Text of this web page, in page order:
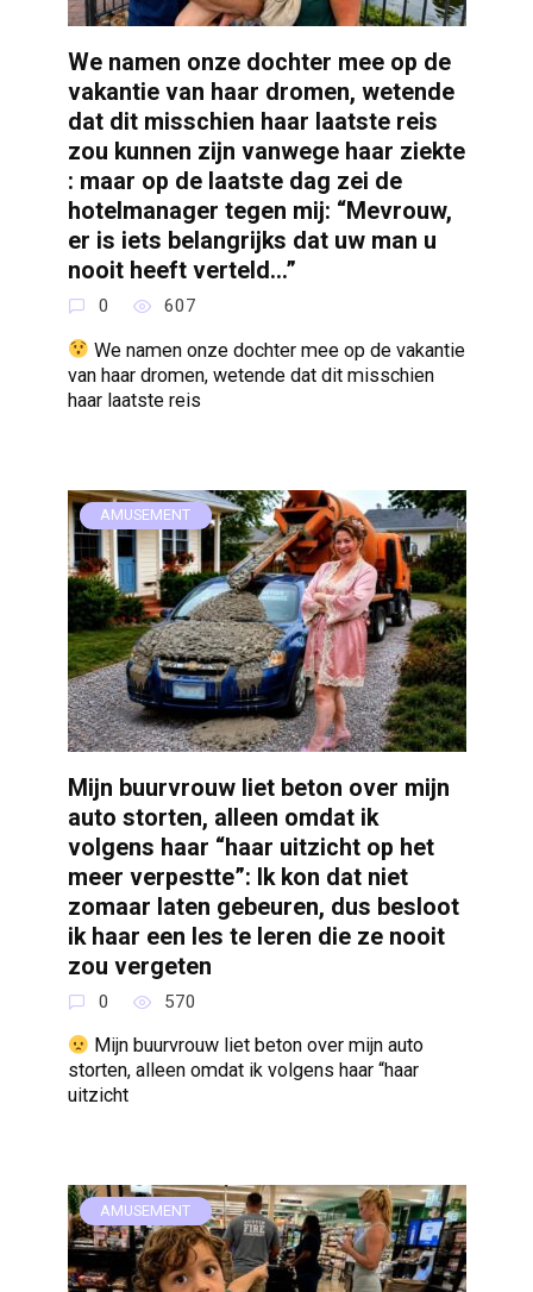
We namen onze dochter mee op de
vakantie van haar dromen, wetende
dat dit misschien haar laatste reis
zou kunnen zijn vanwege haar ziekte
: maar op de laatste dag zei de
hotelmanager tegen mij: “Mevrouw,
er is iets belangrijks dat uw man u
nooit heeft verteld…”
0 607
We namen onze dochter mee op de vakantie
van haar dromen, wetende dat dit misschien
haar laatste reis
AMUSEMENT
Mijn buurvrouw liet beton over mijn
auto storten, alleen omdat ik
volgens haar “haar uitzicht op het
meer verpestte”: Ik kon dat niet
zomaar laten gebeuren, dus besloot
ik haar een les te leren die ze nooit
zou vergeten
0 570
Mijn buurvrouw liet beton over mijn auto
storten, alleen omdat ik volgens haar “haar
uitzicht
AMUSEMENT